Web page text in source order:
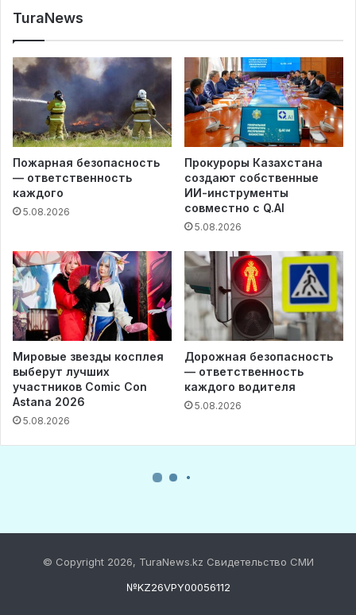
© Copyright 2026, TuraNews.kz Свидетельство СМИ
№KZ26VPY00056112